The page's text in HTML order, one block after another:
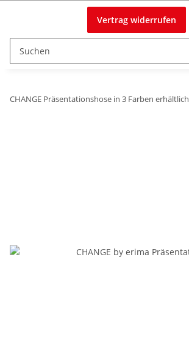
Vertrag widerrufen
CHANGE Präsentationshose in 3 Farben erhältlich